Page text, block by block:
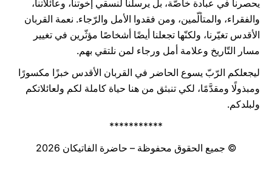
يحصرنا في عبادة خاصّة، بل يرسلنا لنسقي إخوتنا، وعائلاتنا،
والفقراء، والمتألّمين، ومن فقدوا الأمل والرّجاء. نعمة القربان
الأقدس تغيّرنا، ولكنّها تجعلنا أيضًا أشخاصًا مؤثّرين في تغيير
مسار التّاريخ وعلامة أمل ورجاء لمن نلتقي بهم.
ليجعلكم الرّبّ يسوع الحاضر في القربان الأقدس خبزًا مكسورًا
ومبذولًا ومقدَّمًا، لكي تنبثق من هنا حياة كاملة لكم ولعائلاتكم
ولبلدكم.
***********
© جميع الحقوق محفوظة – حاضرة الفاتيكان 2026